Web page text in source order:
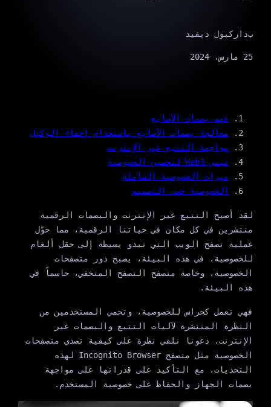
بداركبول ديفيد
25 مارس، 2024
فهم بصمات الأصابع
معالجة بصمات الأصابع باستخدام إخفاء الوكيل
مواجهة التتبع عبر الإنترنت
تبني Web3 لتحسين الخصوصية
ميزات الخصوصية الشاملة
الخصوصية حسب التصميم
لقد أصبح التتبع عبر الإنترنت والبصمات الرقمية
منتشرين في كل مكان في حياتنا الرقمية، مما حوّل
عملية تصفح الويب التي تبدو بسيطة إلى حقل ألغام
للخصوصية. في هذه البيئة، يصبح دور متصفحات
الخصوصية، وخاصة متصفح التصفح المتخفي، حاسماً في
هذه البيئة.
فهي تعمل كحراس للخصوصية، وتحمي المستخدمين من
النظرة المنتشرة لآليات التتبع والبصمات عبر
الإنترنت. دعونا نلقي نظرة على كيفية تصدي متصفحات
الخصوصية مثل متصفح Incognito Browser لهذه
التحديات، مع التأكيد على قدراتها على مواجهة
بصمات الجهاز والحفاظ على خصوصية المستخدم.